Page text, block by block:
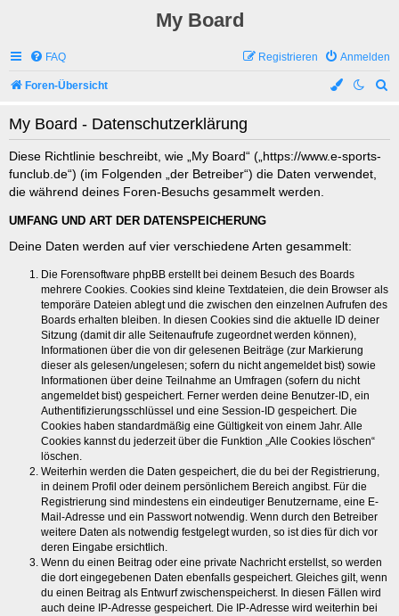
My Board
FAQ Anmelden
Registrieren
Foren-Übersicht
My Board - Datenschutzerklärung
Diese Richtlinie beschreibt, wie „My Board“ („https://www.e-sports-
funclub.de“) (im Folgenden „der Betreiber“) die Daten verwendet,
die während deines Foren-Besuchs gesammelt werden.
UMFANG UND ART DER DATENSPEICHERUNG
Deine Daten werden auf vier verschiedene Arten gesammelt:
Die Forensoftware phpBB erstellt bei deinem Besuch des Boards
mehrere Cookies. Cookies sind kleine Textdateien, die dein Browser als
temporäre Dateien ablegt und die zwischen den einzelnen Aufrufen des
Boards erhalten bleiben. In diesen Cookies sind die aktuelle ID deiner
Sitzung (damit dir alle Seitenaufrufe zugeordnet werden können),
Informationen über die von dir gelesenen Beiträge (zur Markierung
dieser als gelesen/ungelesen; sofern du nicht angemeldet bist) sowie
Informationen über deine Teilnahme an Umfragen (sofern du nicht
angemeldet bist) gespeichert. Ferner werden deine Benutzer-ID, ein
Authentifizierungsschlüssel und eine Session-ID gespeichert. Die
Cookies haben standardmäßig eine Gültigkeit von einem Jahr. Alle
Cookies kannst du jederzeit über die Funktion „Alle Cookies löschen“
löschen.
Weiterhin werden die Daten gespeichert, die du bei der Registrierung,
in deinem Profil oder deinem persönlichem Bereich angibst. Für die
Registrierung sind mindestens ein eindeutiger Benutzername, eine E-
Mail-Adresse und ein Passwort notwendig. Wenn durch den Betreiber
weitere Daten als notwendig festgelegt wurden, so ist dies für dich vor
deren Eingabe ersichtlich.
Wenn du einen Beitrag oder eine private Nachricht erstellst, so werden
die dort eingegebenen Daten ebenfalls gespeichert. Gleiches gilt, wenn
du einen Beitrag als Entwurf zwischenspeicherst. In diesen Fällen wird
auch deine IP-Adresse gespeichert. Die IP-Adresse wird weiterhin bei